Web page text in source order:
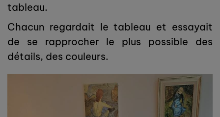
tableau.
Chacun regardait le tableau et essayait
de se rapprocher le plus possible des
détails, des couleurs.